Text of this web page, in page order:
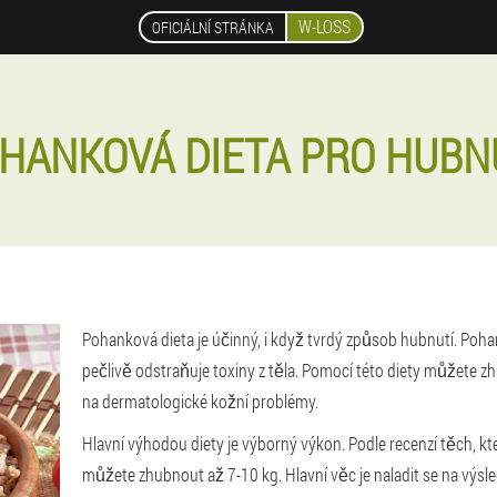
OFICIÁLNÍ STRÁNKA W-LOSS
DIETA PRO
Pohanková dieta je účinný, i když tvrdý způsob hubnutí.
pečlivě odstraňuje toxiny z těla. Pomocí této diety můžete
na dermatologické kožní problémy.
Hlavní výhodou diety je výborný výkon. Podle recenzí těch,
můžete zhubnout až 7-10 kg. Hlavní věc je naladit se na